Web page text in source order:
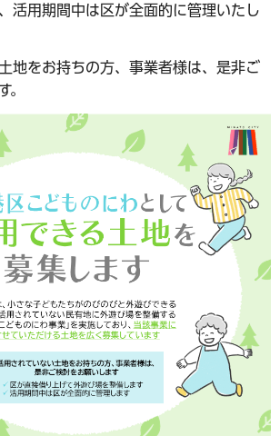
活用期間中は区が全面的に管理いたし
地をお持ちの方、事業者様は、是非ご
。